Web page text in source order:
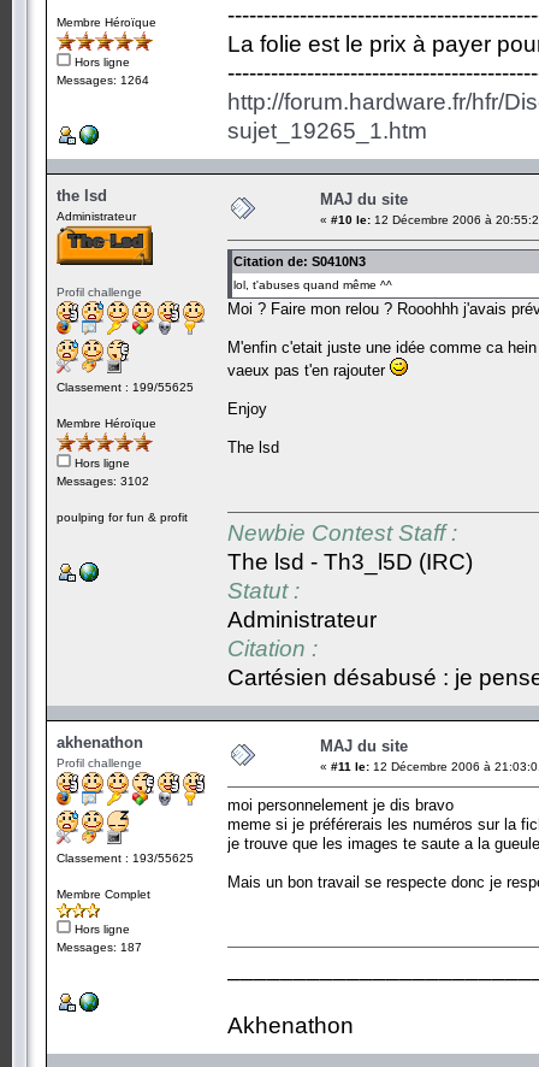
Membre Héroïque
Hors ligne
Messages: 1264
La folie est le prix à payer
http://forum.hardware.fr/hfr/
sujet_19265_1.htm
the lsd
Administrateur
Profil challenge
Classement : 199/55625
Membre Héroïque
Hors ligne
Messages: 3102
poulping for fun & profit
MAJ du site
« #10 le: 12 Décembre 2006 à
Citation de: S0410N3
lol, t'abuses quand même ^^
Moi ? Faire mon relou ? Rooohhh j'avais
M'enfin c'etait juste une idée comme ca
vaeux pas t'en rajouter
Enjoy
The lsd
Newbie Contest Staff :
The lsd - Th3_l5D (IRC)
Statut :
Administrateur
Citation :
Cartésien désabusé : je
akhenathon
Profil challenge
Classement : 193/55625
Membre Complet
Hors ligne
Messages: 187
MAJ du site
« #11 le: 12 Décembre 2006 à
moi personnelement je dis bravo
meme si je préférerais les numéros sur la
je trouve que les images te saute a la
Mais un bon travail se respecte donc je
Akhenathon